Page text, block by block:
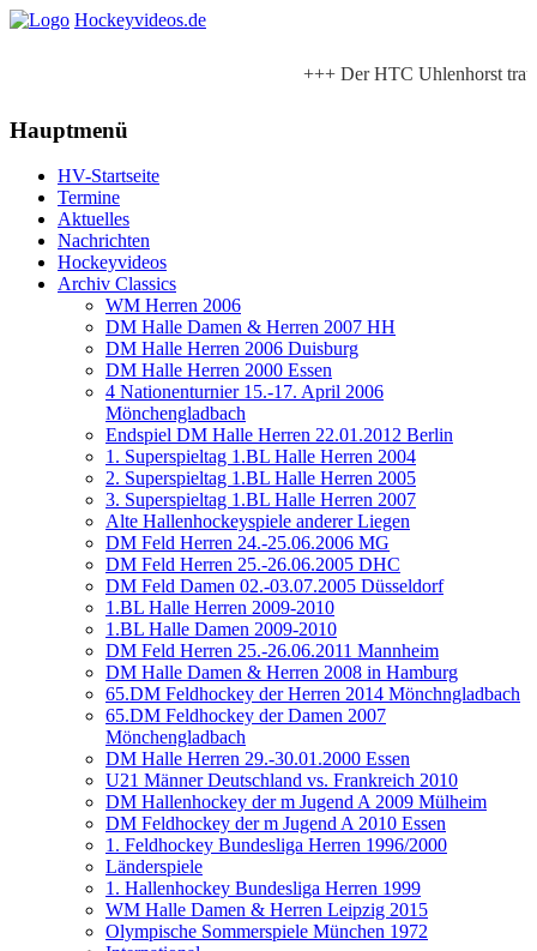
Hockeyvideos.de
+++ Der HTC Uhlenhorst
Hauptmenü
HV-Startseite
Termine
Aktuelles
Nachrichten
Hockeyvideos
Archiv Classics
WM Herren 2006
DM Halle Damen & Herren 2007 HH
DM Halle Herren 2006 Duisburg
DM Halle Herren 2000 Essen
4 Nationenturnier 15.-17. April 2006
Mönchengladbach
Endspiel DM Halle Herren 22.01.2012 Berlin
1. Superspieltag 1.BL Halle Herren 2004
2. Superspieltag 1.BL Halle Herren 2005
3. Superspieltag 1.BL Halle Herren 2007
Alte Hallenhockeyspiele anderer Liegen
DM Feld Herren 24.-25.06.2006 MG
DM Feld Herren 25.-26.06.2005 DHC
DM Feld Damen 02.-03.07.2005 Düsseldorf
1.BL Halle Herren 2009-2010
1.BL Halle Damen 2009-2010
DM Feld Herren 25.-26.06.2011 Mannheim
DM Halle Damen & Herren 2008 in Hamburg
65.DM Feldhockey der Herren 2014 Mönchngladbach
65.DM Feldhockey der Damen 2007
Mönchengladbach
DM Halle Herren 29.-30.01.2000 Essen
U21 Männer Deutschland vs. Frankreich 2010
DM Hallenhockey der m Jugend A 2009 Mülheim
DM Feldhockey der m Jugend A 2010 Essen
1. Feldhockey Bundesliga Herren 1996/2000
Länderspiele
1. Hallenhockey Bundesliga Herren 1999
WM Halle Damen & Herren Leipzig 2015
Olympische Sommerspiele München 1972